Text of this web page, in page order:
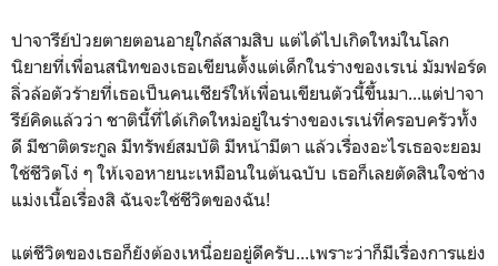
ปาจารีย์ป่วยตายตอนอายุใกล้สามสิบ แต่ได้ไปเกิดใหม่ในโลก
นิยายที่เพื่อนสนิทของเธอเขียนตั้งแต่เด็กในร่างของเรเน่ มัมฟอร์ด
ลิ่วล้อตัวร้ายที่เธอเป็นคนเชียร์ให้เพื่อนเขียนตัวนี้ขึ้นมา...แต่ปาจา
รีย์คิดแล้วว่า ชาตินี้ที่ได้เกิดใหม่อยู่ในร่างของเรเน่ที่ครอบครัวทั้ง
ดี มีชาติตระกูล มีทรัพย์สมบัติ มีหน้ามีตา แล้วเรื่องอะไรเธอจะยอม
ใช้ชีวิตโง่ ๆ ให้เจอหายนะเหมือนในต้นฉบับ เธอก็เลยตัดสินใจช่าง
แม่งเนื้อเรื่องสิ ฉันจะใช้ชีวิตของฉัน!
แต่ชีวิตของเธอก็ยังต้องเหนื่อยอยู่ดีครับ...เพราะว่าก็มีเรื่องการแย่ง